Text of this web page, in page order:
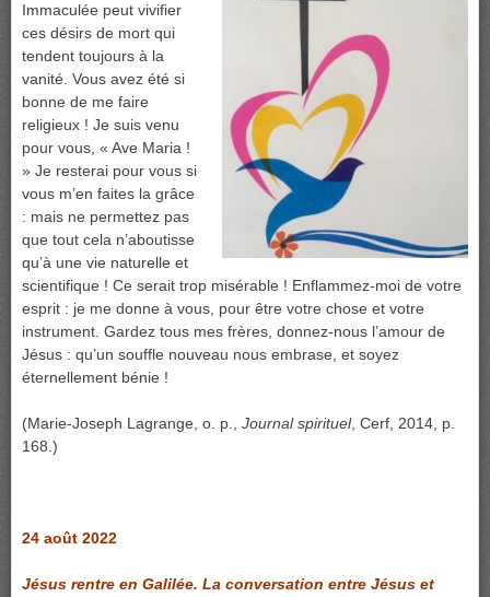
Immaculée peut vivifier
ces désirs de mort qui
tendent toujours à la
vanité. Vous avez été si
bonne de me faire
religieux ! Je suis venu
pour vous, « Ave Maria !
» Je resterai pour vous si
vous m’en faites la grâce
: mais ne permettez pas
que tout cela n’aboutisse
qu’à une vie naturelle et
scientifique ! Ce serait trop misérable ! Enflammez-moi de votre
esprit : je me donne à vous, pour être votre chose et votre
instrument. Gardez tous mes frères, donnez-nous l’amour de
Jésus : qu’un souffle nouveau nous embrase, et soyez
éternellement bénie !
(Marie-Joseph Lagrange, o. p., Journal spirituel, Cerf, 2014, p.
168.)
24 août 2022
Jésus rentre en Galilée. La conversation entre Jésus et